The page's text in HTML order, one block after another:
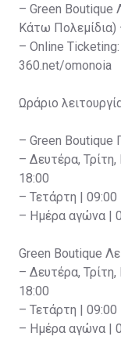
– Green Boutique
Κάτω Πολεμίδια)
– Online
360.net/omonoia
Ωράριο
– Green Boutique
– Δευτέρα,
18:00
– Τετάρτη | 09:00
– Ημέρα αγώνα |
Green Boutique
– Δευτέρα,
18:00
– Τετάρτη | 09:00
– Ημέρα αγώνα |